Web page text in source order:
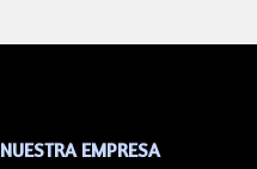
NUESTRA EMPRESA